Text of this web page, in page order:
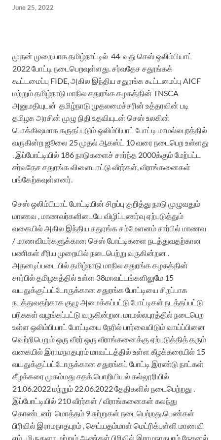
June 25, 2022
முதன் முறையாக தமிழ்நாட்டில் 44-வது செஸ் ஒலிம்பியாட்
2022போட்டி நடைபெறவுள்ளது. சர்வதேச சதூங்கக்
கூட்டமைப்பு FIDE, அகில இந்திய சதுரங்க கூட்டமைப்பு AICF
மற்றும் தமிழ்நாடு மாநில சதுரங்க கழகத்தின் TNSCA
அனுமதியுடன் தமிழ்நாடு முதலமைச்சரின் உத்தரவின் படி
தமிழக அரசின் முழு நிதி உதவியுடன் செஸ் உலகின்
பொக்கிஷமாக கருதப்படும் ஒலிம்பியாட் போட்டி மாமல்லபுரத்தில்
வருகின்ற ஜூலை 25முதல் ஆகஸ்ட் 10வரை நடைபெற உள்ளது
. இப்போட்டியில் 186நாடுகளைச் சார்ந்த 2000க்கும் மேற்பட்ட
சர்வதேச சதுரங்க விளையாட்டு வீரர்கள் வீராங்கனைகள்
பங்கேற்கவுள்ளனர்.
செஸ் ஒலிம்பியாட் போட்டியின் சிறப்பு குறித்து நாடு முழுவதும்
மாணவ மாணவர்களிடையே விழிப்புணர்வு ஏற்படுத்தும்
வகையில் அகில இந்திய சதுரங்க சம்மேளனம் சார்பில் மாணவ
/ மாணவியர்களுக்கான செஸ் போட்டிகளை நடத்துவதற்கான
பணிகள் சீரிய முறையில் நடைபெற்று வருகின்றன .
அதனடிப்படையில் தமிழ்நாடு மாநில சதுரங்க கழகத்தின்
சார்பில் தமிழகத்தில் உள்ள 38மாவட்டங்களிலுமே 15
வயதுக்குட்பட்டோருக்கான சதுரங்கபோட்டியை சிறப்பாக
நடத்துவதற்காககுழு அமைக்கப்பட்டு போட்டிகள் நடத்தப்பட்டு
பரிசுகள் வழங்கப்பட்டு வருகின்றன. மாமல்லபுரத்தில் நடை பெற
உள்ள ஒலிம்பியாட் போட்டியை நேரில் பார்வையிடும் வாய்ப்பினை
வெற்றிபெறும் ஒரு வீரர் ஒரு வீராங்கனைக்கு ஏற்படுத்தித் தரும்
வகையில் இராமநாதபுரம் மாவட்டத்தில் உள்ள கீழக்கரையில் 15
வயதுக்குட்பட்டோருக்கான சதுரங்கப் போட்டி இரண்டு நாட்கள்
கீழக்கரை முகம்மது சதக் பொறியியல் கல்லூரியில்
21.06.2022மற்றும் 22.06.2022தேதிகளில் நடைபெற்றது .
இப்போட்டியில் 210வீரர்கள் / வீராங்கனைகள் கலந்து
கொண்டனர் மொத்தம் 9சுற்றுகள் நடைபெற்றது.பெண்கள்
பிரிவில் இராமநாதபுரம் செய்யதம்மாள் மெட்ரிக்பள்ளி மாணவி
எம் . மிருதுளா மற்றும் ஆண்கள் பிரிவில் இராமநாதபுரம் நேசனல்